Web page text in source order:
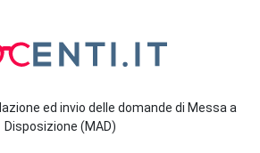
ed invio delle domande di Messa a
Disposizione (MAD)